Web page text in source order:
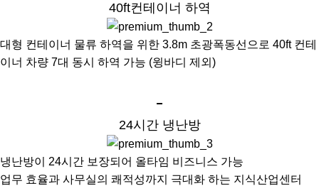
40ft컨테이너 하역
대형 컨테이너 물류 하역을 위한 3.8m 초광폭동선으로 40ft 컨테
이너 차량 7대 동시 하역 가능 (윙바디 제외)
24시간 냉난방
냉난방이 24시간 보장되어 올타임 비즈니스 가능
업무 효율과 사무실의 쾌적성까지 극대화 하는 지식산업센터